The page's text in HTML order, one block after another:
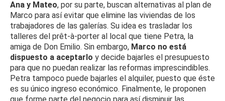
Ana y Mateo, por su parte, buscan alternativas al plan de
Marco para así evitar que elimine las viviendas de los
trabajadores de las galerías. Su idea es trasladar los
talleres del prêt-à-porter al local que tiene Petra, la
amiga de Don Emilio. Sin embargo, Marco no está
dispuesto a aceptarlo y decide bajarles el presupuesto
para que no puedan realizar las reformas imprescindibles.
Petra tampoco puede bajarles el alquiler, puesto que éste
es su único ingreso económico. Finalmente, le proponen